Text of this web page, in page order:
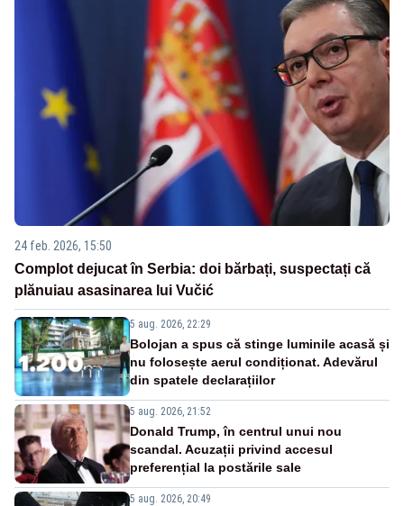
24 feb. 2026, 15:50
Complot dejucat în Serbia: doi bărbați, suspectați că
plănuiau asasinarea lui Vučić
5 aug. 2026, 22:29
Bolojan a spus că stinge luminile acasă și
nu folosește aerul condiționat. Adevărul
din spatele declarațiilor
5 aug. 2026, 21:52
Donald Trump, în centrul unui nou
scandal. Acuzații privind accesul
preferențial la postările sale
5 aug. 2026, 20:49